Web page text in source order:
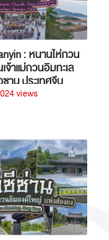
: หนานไห่กวน
าแม่กวนอิมทะเล
าน ประเทศจีน
views